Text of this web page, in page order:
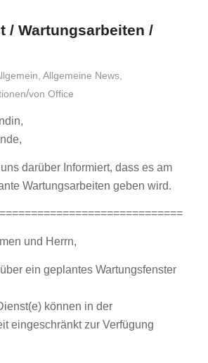
/ Wartungsarbeiten /
Allgemeine News,
/von Office
darüber Informiert, dass es am
Wartungsarbeiten geben wird.
und Herrn,
ein geplantes Wartungsfenster
können in der
eingeschränkt zur Verfügung